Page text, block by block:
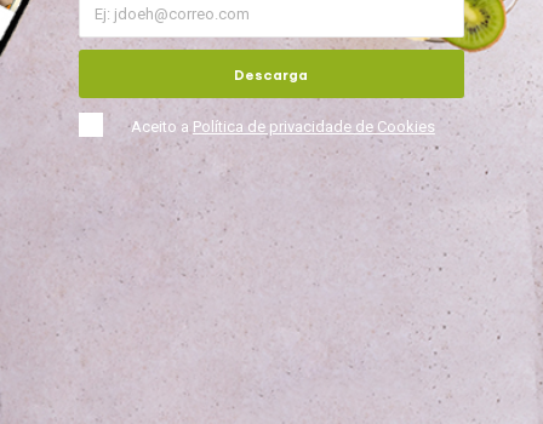
Aceito a Política de privacidade de Cookies
Descarga